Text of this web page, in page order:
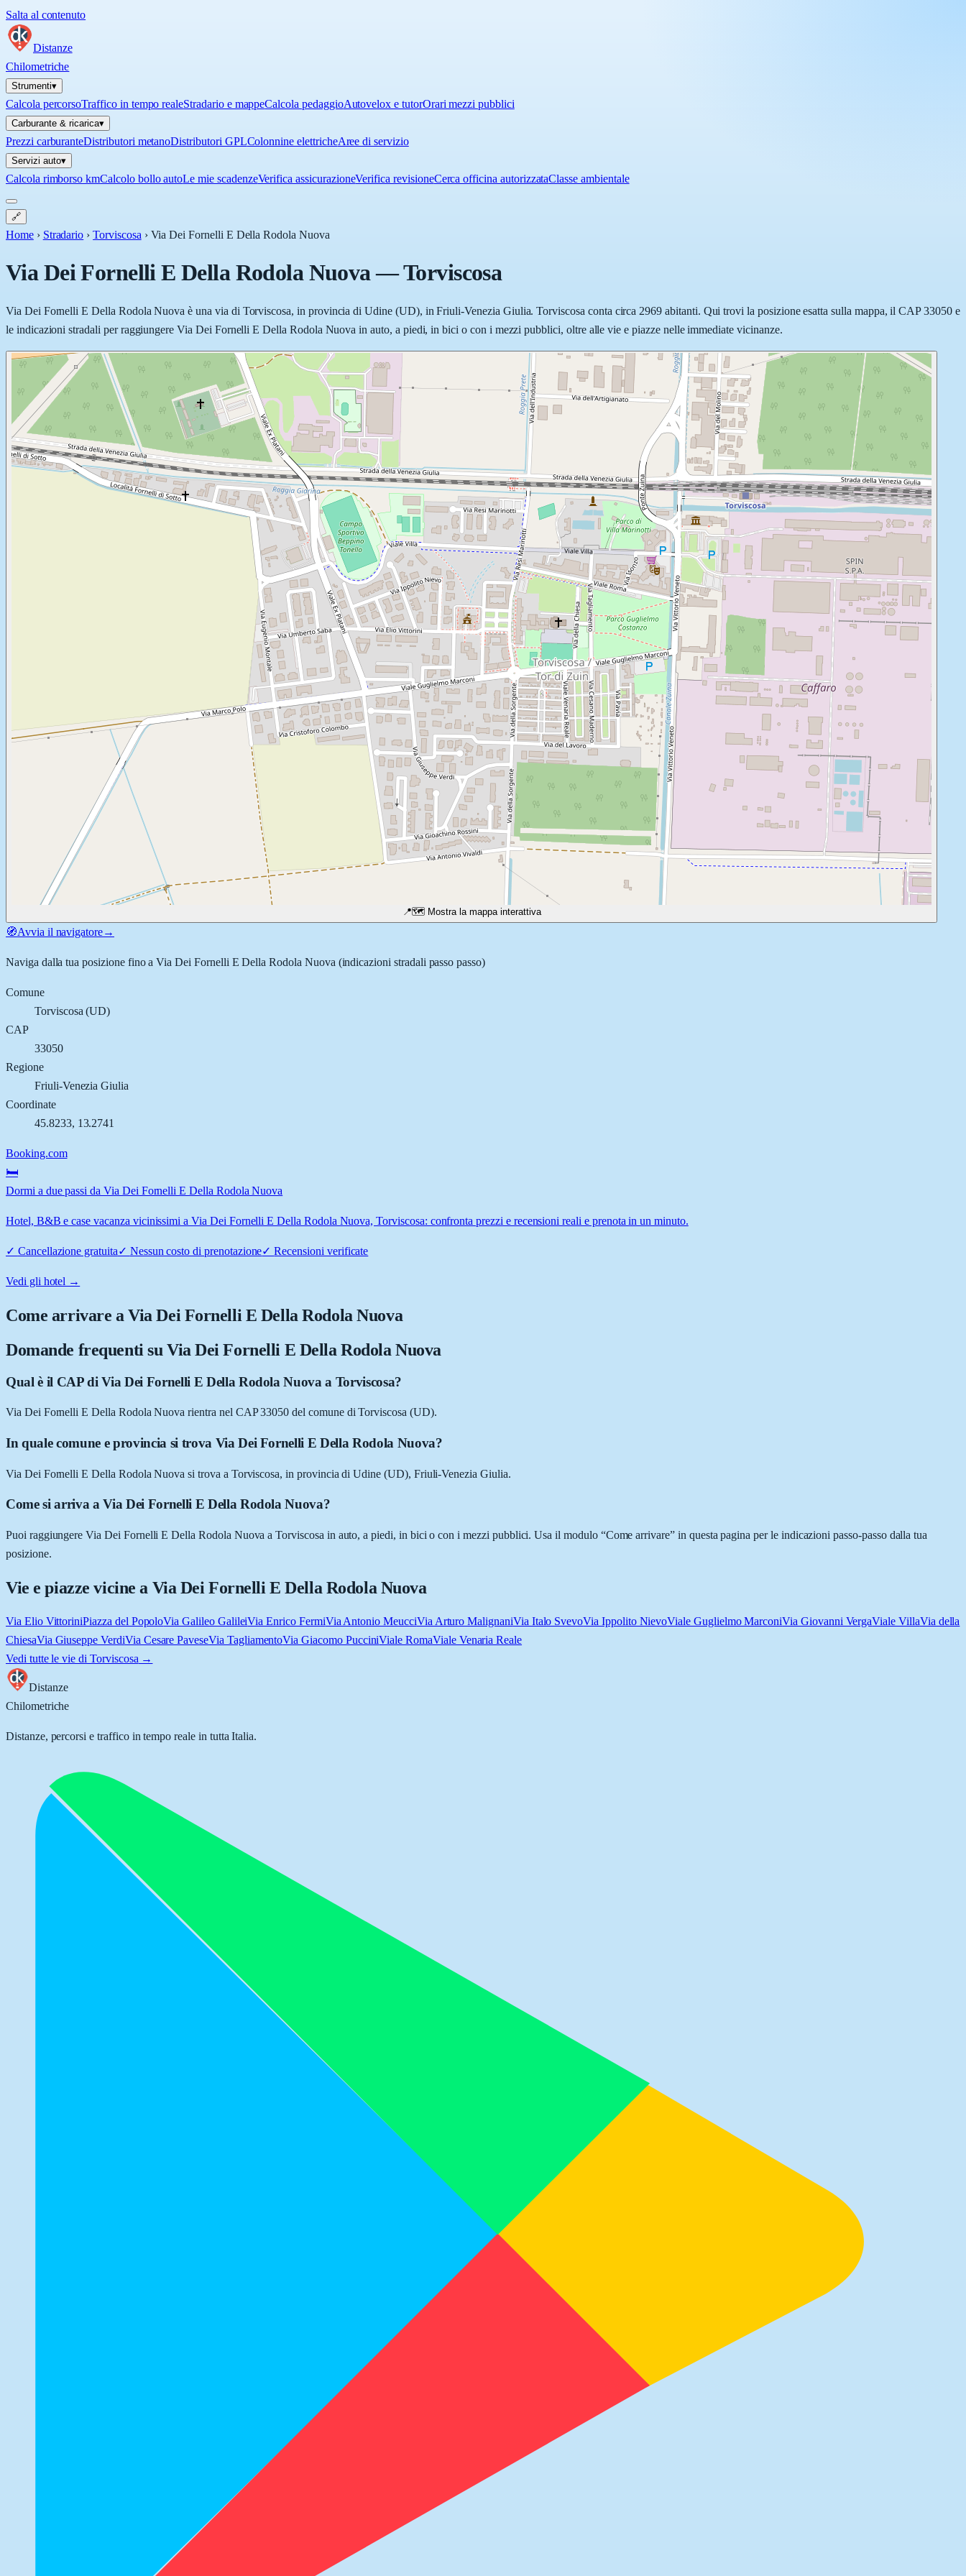
Salta al contenuto
Distanze
Chilometriche
Strumenti▾
Calcola percorsoTraffico in tempo realeStradario e mappeCalcola pedaggioAutovelox e tutorOrari mezzi pubblici
Carburante & ricarica▾
Prezzi carburanteDistributori metanoDistributori GPLColonnine elettricheAree di servizio
Servizi auto▾
Calcola rimborso kmCalcolo bollo autoLe mie scadenzeVerifica assicurazioneVerifica revisioneCerca officina autorizzataClasse ambientale
🔗
Home › Stradario › Torviscosa › Via Dei Fornelli E Della Rodola Nuova
Via Dei Fornelli E Della Rodola Nuova—Torviscosa
Via Dei Fornelli E Della Rodola Nuova è una via di Torviscosa, in provincia di Udine (UD), in Friuli-Venezia Giulia. Torviscosa conta circa 2969 abitanti. Qui trovi la posizione esatta sulla mappa, il CAP 33050 e
le indicazioni stradali per raggiungere Via Dei Fornelli E Della Rodola Nuova in auto, a piedi, in bici o con i mezzi pubblici, oltre alle vie e piazze nelle immediate vicinanze.
📍🗺️ Mostra la mappa interattiva
🧭Avvia il navigatore→
Naviga dalla tua posizione fino aVia Dei Fornelli E Della Rodola Nuova (indicazioni stradali passo passo)
Comune
Torviscosa (UD)
CAP
33050
Regione
Friuli-Venezia Giulia
Coordinate
45.8233, 13.2741
Booking.com
🛏️
Dormi a due passi da Via Dei Fornelli E Della Rodola Nuova
Hotel, B&B e case vacanza vicinissimi a Via Dei Fornelli E Della Rodola Nuova, Torviscosa: confronta prezzi e recensioni reali e prenota in un minuto.
✓ Cancellazione gratuita✓ Nessun costo di prenotazione✓Recensioni verificate
Vedi gli hotel →
Come arrivare aVia Dei Fornelli E Della Rodola Nuova
Domande frequenti su Via Dei Fornelli E Della Rodola Nuova
Qual è il CAP di Via Dei Fornelli E Della Rodola Nuova a Torviscosa?
Via Dei Fornelli E Della Rodola Nuova rientra nel CAP 33050 del comune di Torviscosa (UD).
In quale comune e provincia si trova Via Dei Fornelli E Della Rodola Nuova?
Via Dei Fornelli E Della Rodola Nuova si trova a Torviscosa, in provincia di Udine (UD), Friuli-Venezia Giulia.
Come si arriva a Via Dei Fornelli E Della Rodola Nuova?
Puoi raggiungere Via Dei Fornelli E Della Rodola Nuova a Torviscosa in auto, a piedi, in bici o con i mezzi pubblici. Usa il modulo “Come arrivare” in questa pagina per le indicazioni passo-passo dalla tua
posizione.
Vie e piazze vicine a Via Dei Fornelli E Della Rodola Nuova
Via Elio VittoriniPiazza del PopoloVia Galileo GalileiVia Enrico FermiVia Antonio MeucciVia Arturo MalignaniVia Italo SvevoVia Ippolito NievoViale Guglielmo MarconiVia Giovanni VergaViale VillaVia della
ChiesaVia Giuseppe VerdiVia Cesare PaveseVia TagliamentoVia Giacomo PucciniViale RomaViale Venaria Reale
Vedi tutte le vie di Torviscosa →
Distanze
Chilometriche
Distanze, percorsi e traffico in tempo reale in tutta Italia.